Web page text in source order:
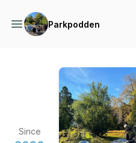
Parkpodden
Since